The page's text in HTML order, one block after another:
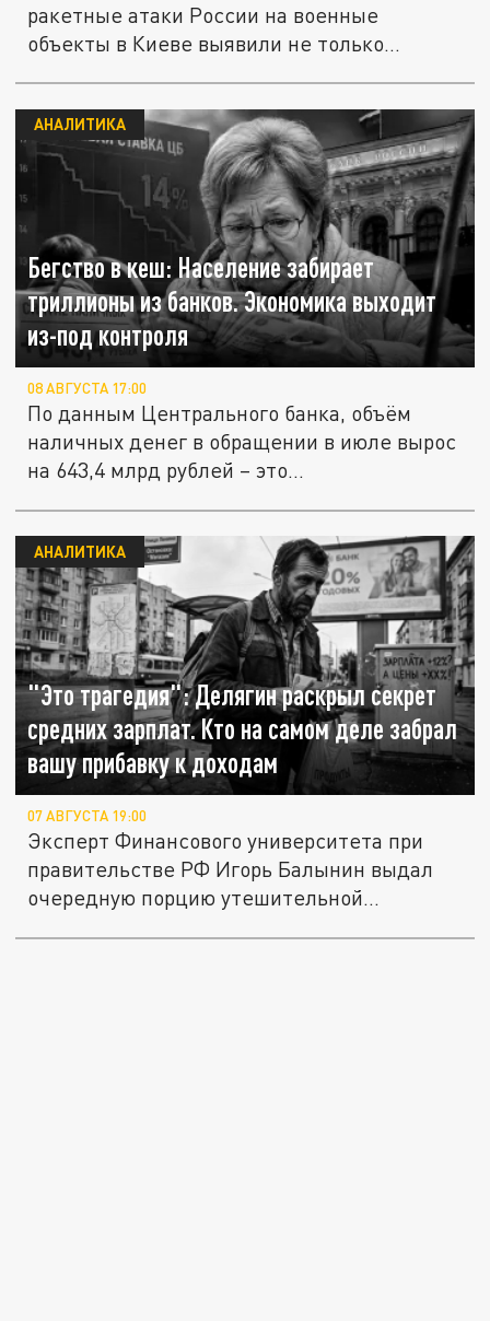
ракетные атаки России на военные
объекты в Киеве выявили не только
Бегство в кеш: Население забирает
триллионы из банков. Экономика выходит
из-под контроля
АНАЛИТИКА
08 АВГУСТА 17:00
По данным Центрального банка, объём
наличных денег в обращении в июле вырос
на 643,4 млрд рублей – это...
"Это трагедия": Делягин раскрыл секрет
средних зарплат. Кто на самом деле забрал
вашу прибавку к доходам
АНАЛИТИКА
07 АВГУСТА 19:00
Эксперт Финансового университета при
правительстве РФ Игорь Балынин выдал
очередную порцию утешительной...